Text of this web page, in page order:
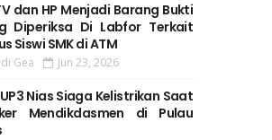
dan HP Menjadi Barang Bukti
Diperiksa Di Labfor Terkait
Siswi SMK di ATM
Gea Jun 23, 2026
UP3 Nias Siaga Kelistrikan Saat
Mendikdasmen di Pulau